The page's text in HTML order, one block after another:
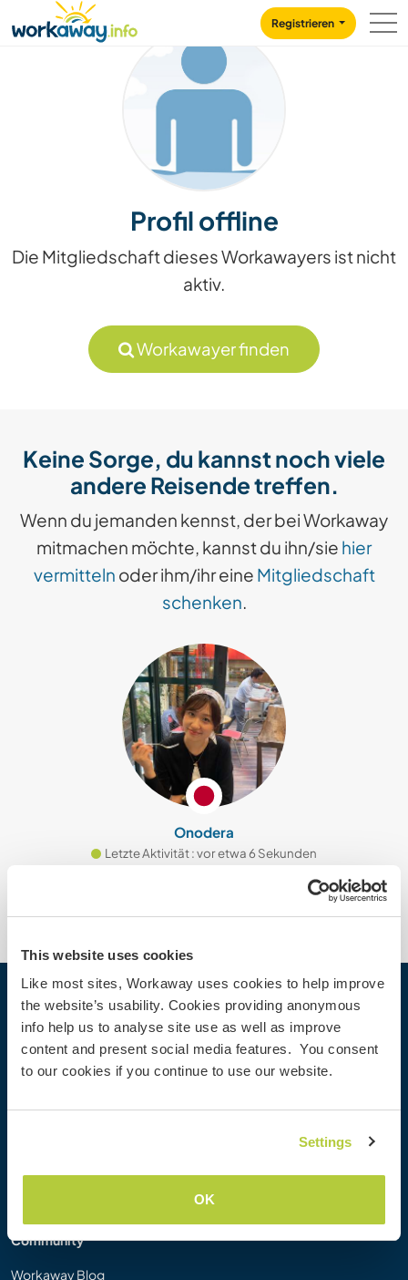
This website uses cookies
Like most sites, Workaway uses cookies to help improve
the website’s usability. Cookies providing anonymous
info help us to analyse site use as well as improve
content and present social media features. You consent
to our cookies if you continue to use our website.
Settings
OK
CONTENT
MAIN NAVIGATION
Registrieren
Profil offline
Die Mitgliedschaft dieses Workawayers ist nicht
aktiv.
Workawayer finden
Keine Sorge, du kannst noch viele
andere Reisende treffen.
Wenn du jemanden kennst, der bei Workaway
mitmachen möchte, kannst du ihn/sie hier
vermitteln oder ihm/ihr eine Mitgliedschaft
schenken
Onodera
Letzte Aktivität : vor etwa 6 Sekunden
Workaway
Gastgeber finden
Informationen für Gastgeber
Als Workawayer registrieren
Community
Workaway Blog